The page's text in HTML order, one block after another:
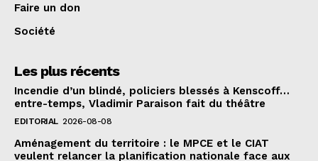
Faire un don
Société
Les plus récents
Incendie d’un blindé, policiers blessés à Kenscoff…
entre-temps, Vladimir Paraison fait du théâtre
EDITORIAL 2026-08-08
Aménagement du territoire : le MPCE et le CIAT
veulent relancer la planification nationale face aux